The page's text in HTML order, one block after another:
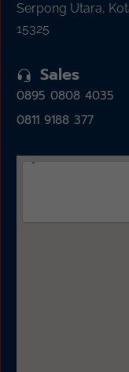
Serpong Utara,
15325
Sales
0895 0808 4035
0811 9188 377